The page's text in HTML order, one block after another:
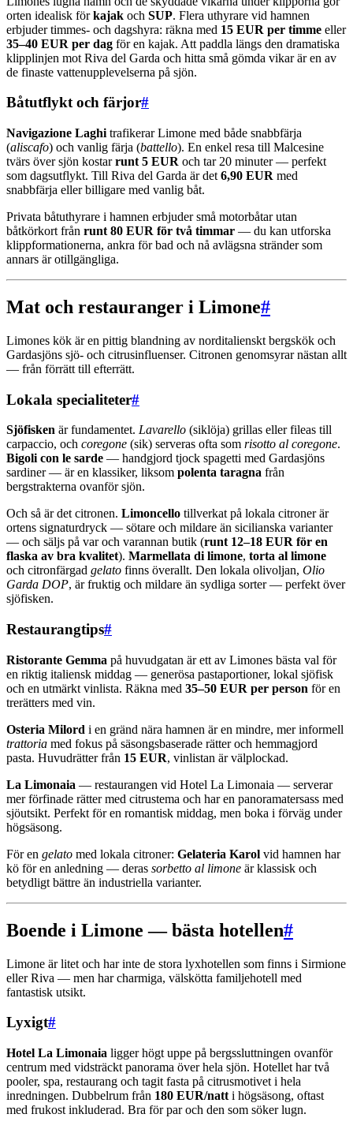
orten idealisk förkajak och SUP. Flera uthyrare vid hamnen
erbjuder timmes- och dagshyra: räkna med 15 EUR per timme eller
35–40 EUR per dag för en kajak. Att paddla längs den dramatiska
klipplinjen mot Riva del Garda och hitta små gömda vikar är en av
de finaste vattenupplevelserna på sjön.
Båtutflykt och färjor#
Navigazione Laghi trafikerar Limone med både snabbfärja
(aliscafo) och vanlig färja (battello). En enkel resa till Malcesine
tvärs över sjön kostarrunt 5 EUR och tar 20 minuter — perfekt
som dagsutflykt. Till Riva del Garda är det 6,90 EUR med
snabbfärja eller billigare med vanlig båt.
Privata båtuthyrare i hamnen erbjuder små motorbåtar utan
båtkörkort från runt 80 EUR för två timmar — du kan utforska
klippformationerna, ankra för bad och nå avlägsna stränder som
annars är otillgängliga.
Mat och restauranger i Limone#
Limones kök är en pittig blandning av norditalienskt bergskök och
Gardasjöns sjö- och citrusinfluenser. Citronen genomsyrar nästan allt
— från förrätt till efterrätt.
Lokala specialiteter#
Sjöfisken är fundamentet. Lavarello (siklöja) grillas eller fileas till
carpaccio, och coregone (sik) serveras ofta som risotto al coregone.
Bigoli con le sarde — handgjord tjock spagetti med Gardasjöns
sardiner — är en klassiker, liksom polenta taragna från
bergstrakterna ovanför sjön.
Och så är det citronen. Limoncello tillverkat på lokala citroner är
ortens signaturdryck — sötare och mildare än sicilianska varianter
— och säljs på var och varannan butik (runt 12–18 EUR för en
flaska av bra kvalitet). Marmellata di limone, torta al limone
och citronfärgad gelato finns överallt. Den lokala olivoljan, Olio
Garda DOP, är fruktig och mildare än sydliga sorter — perfekt över
sjöfisken.
Restaurangtips#
Ristorante Gemma på huvudgatan är ett av Limones bästa val för
en riktig italiensk middag — generösa pastaportioner, lokal sjöfisk
och en utmärkt vinlista. Räkna med 35–50 EUR per person för en
trerätters med vin.
Osteria Milord i en gränd nära hamnen är en mindre, mer informell
trattoria med fokus på säsongsbaserade rätter och hemmagjord
pasta. Huvudrätter från 15 EUR, vinlistan är välplockad.
La Limonaia — restaurangen vid Hotel La Limonaia — serverar
mer förfinade rätter med citrustema och har en panoramatersass med
sjöutsikt. Perfekt för en romantisk middag, men boka i förväg under
högsäsong.
För en gelato med lokala citroner: Gelateria Karol vid hamnen har
kö för en anledning — deras sorbetto al limone är klassisk och
betydligt bättre än industriella varianter.
Boende i Limone — bästa hotellen#
Limone är litet och har inte de stora lyxhotellen som finns i Sirmione
eller Riva — men har charmiga, välskötta familjehotell med
fantastisk utsikt.
Lyxigt#
Hotel La Limonaia ligger högt uppe på bergssluttningen ovanför
centrum med vidsträckt panorama över hela sjön. Hotellet har två
pooler, spa, restaurang och tagit fasta på citrusmotivet i hela
inredningen. Dubbelrum från 180 EUR/natt i högsäsong, oftast
med frukost inkluderad. Bra för par och den som söker lugn.